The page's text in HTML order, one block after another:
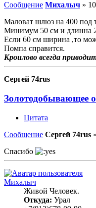
Сообщение Михалыч »
Маловат шлюз на 400 под
Минимум 50 см и длинна
Если 60 см ширина ,то
Помпа справится.
Кроилово всегда
Сергей 74rus
Золотодобывающее
Цитата
Сообщение Сергей 74rus »
Спасибо
Михалыч
Живой Человек.
Откуда: Урал